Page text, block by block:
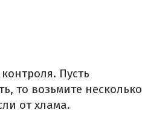
Пусть
то возьмите несколько
от хлама.